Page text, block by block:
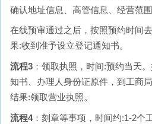
确认地址信息、高管信息、经营范
在线预审通过之后，按照预约时间
果:收到准予设立登记通知书。
流程3 ：领取执照，时间:预约当天
知书、办理人身份证原件，到工商
结果:领取营业执照。
流程4：刻章等事项，时间约:1-2个